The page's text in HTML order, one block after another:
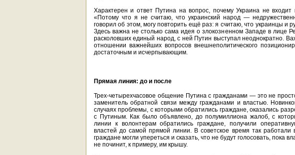
Характерен и ответ Путина на вопрос, почему Украина не входит
«Потому что я не считаю, что украинский народ —
говорил об этом, могу повторить ещё раз: я считаю, что украинцы и
Здесь важна не столько сама идея о злокозненном Западе в лице
расколовших единый народ, с ней Путин выступал неоднократно.
отношении важнейших вопросов внешнеполитического
достаточным и исчерпывающим.
Прямая линия: до и после
Трех-четырехчасовое общение Путина с гражданами — это не
заменитель обратной связи между гражданами и властью.
случаях проблемы, с которыми обратились граждане, оказались
с Путиным. Как было объявлено, до полумиллиона жалоб, с
линии к волонтерам обратились граждане, получили
властей до самой прямой линии. В советское время так работали
граждане могли упереться и сказать, что не будут голосовать, пока
не починит, к примеру, им крышу.